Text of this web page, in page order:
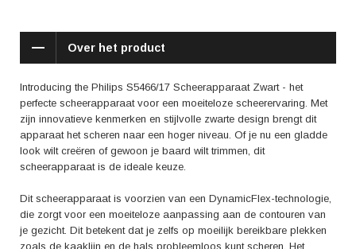
scheerresultaten. Daarnaast wordt ook de lange batterijduur genoemd
gebruiken voordat je het moet opladen, wat het ideaal maakt voor
zakenreizen of vakanties.
Het Philips S5466/17 scheerapparaat is ook voorzien van een intuïtief
LED-display, waarop je gemakkelijk de batterijstatus en het
reinigingsniveau kunt aflezen. Dit zorgt voor gemak en zorgt ervoor dat
Kortom, met het Philips S5466/17 Scheerapparaat Zwart ben je
verzekerd van een gladde en comfortabele scheerbeurt, elke keer weer.
Laat je verrassen door de geavanceerde technologie en geniet van een
Over het product
Introducing the Philips S5466/17 Scheerapparaat Zwart - het
perfecte scheerapparaat voor een moeiteloze scheerervaring. Met
zijn innovatieve kenmerken en stijlvolle zwarte design brengt dit
apparaat het scheren naar een hoger niveau. Of je nu een gladde
look wilt creëren of gewoon je baard wilt trimmen, dit
scheerapparaat is de ideale keuze.
Dit scheerapparaat is voorzien van een DynamicFlex-technologie,
die zorgt voor een moeiteloze aanpassing aan de contouren van
je gezicht. Dit betekent dat je zelfs op moeilijk bereikbare plekken
zoals de kaaklijn en de hals probleemloos kunt scheren. Het